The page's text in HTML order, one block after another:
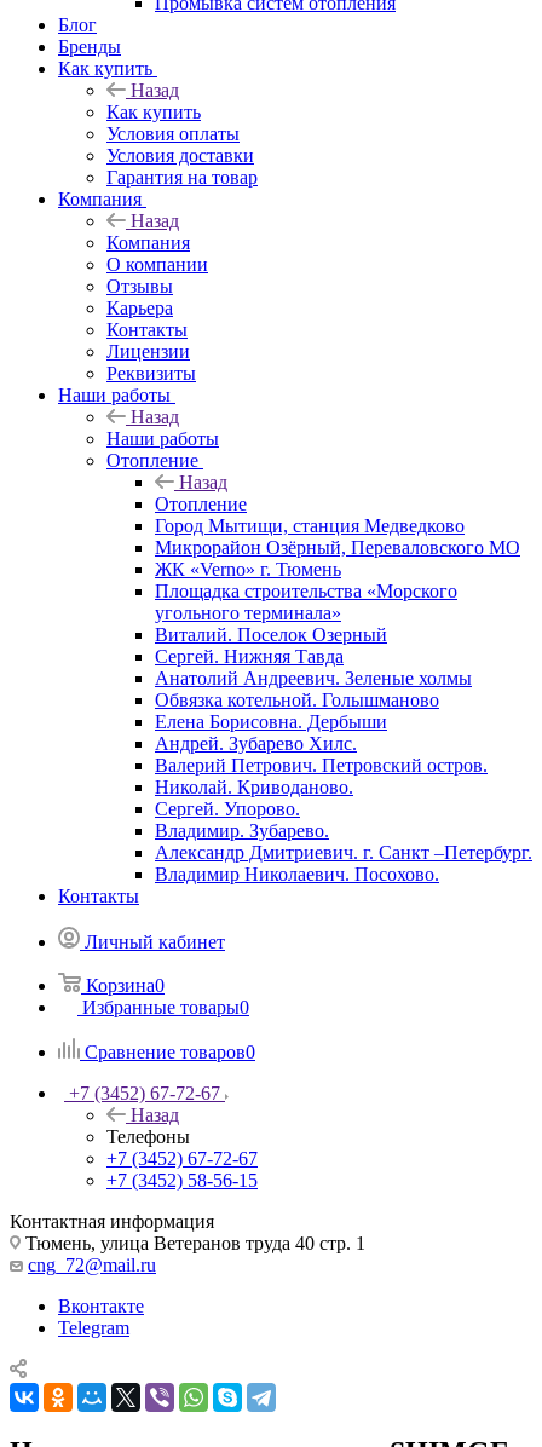
Блог
Бренды
Как купить
Назад
Как купить
Условия оплаты
Условия доставки
Гарантия на товар
Компания
Назад
Компания
О компании
Отзывы
Карьера
Контакты
Лицензии
Реквизиты
Наши работы
Назад
Наши работы
Отопление
Назад
Отопление
Город Мытищи, станция Медведково
Микрорайон Озёрный, Переваловского МО
ЖК «Verno» г. Тюмень
Площадка строительства «Морского
угольного терминала»
Виталий. Поселок Озерный
Сергей. Нижняя Тавда
Анатолий Андреевич. Зеленые холмы
Обвязка котельной. Голышманово
Елена Борисовна. Дербыши
Андрей. Зубарево Хилс.
Валерий Петрович. Петровский остров.
Николай. Криводаново.
Сергей. Упорово.
Владимир. Зубарево.
Александр Дмитриевич. г. Санкт –Петербург.
Владимир Николаевич. Посохово.
Контакты
Личный кабинет
Корзина0
Избранные товары0
Сравнение товаров0
+7 (3452) 67-72-67
Назад
Телефоны
+7 (3452) 67-72-67
+7 (3452) 58-56-15
Контактная информация
Тюмень, улица Ветеранов труда 40 стр. 1
cng_72@mail.ru
Вконтакте
Telegram